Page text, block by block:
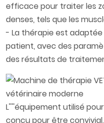
efficace pour traiter les
denses, tels que les
- La thérapie est
patient, avec des
des résultats de
L''''équipement utilisé
conçu pour être